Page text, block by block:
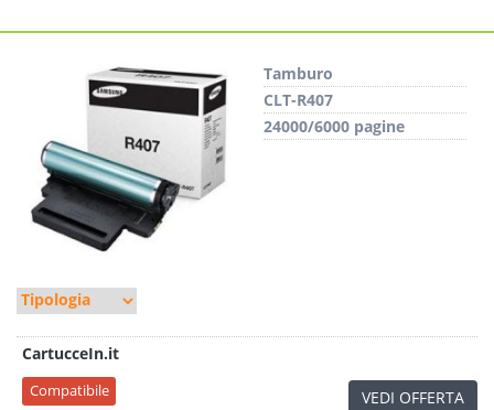
Tamburo
CLT-R407
24000/6000 pagine
CartucceIn.it
Compatibile VEDI OFFERTA